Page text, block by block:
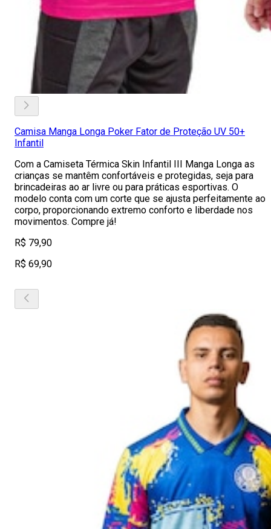
Camisa Manga Longa Poker Fator de Proteção UV 50+
Infantil
Com a Camiseta Térmica Skin Infantil III Manga Longa as
crianças se mantêm confortáveis e protegidas, seja para
brincadeiras ao ar livre ou para práticas esportivas. O
modelo conta com um corte que se ajusta perfeitamente ao
corpo, proporcionando extremo conforto e liberdade nos
movimentos. Compre já!
R$ 79,90
R$ 69,90